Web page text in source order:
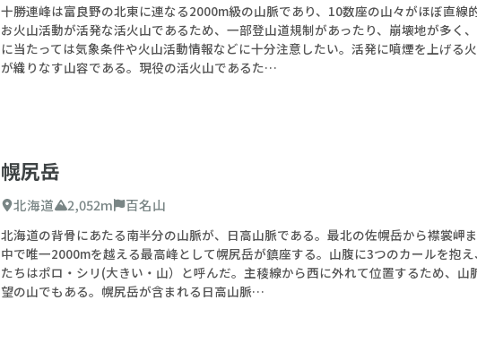
十勝連峰は富良野の北東に連なる2000m級の山脈であり、10数座の山々がほぼ直線
お火山活動が活発な活火山であるため、一部登山道規制があったり、崩壊地が多く
に当たっては気象条件や火山活動情報などに十分注意したい。活発に噴煙を上げる
が織りなす山容である。現役の活火山であるた…
幌尻岳
北海道 2,052m 百名山
北海道の背骨にあたる南半分の山脈が、日高山脈である。最北の佐幌岳から襟裳岬
中で唯一2000mを越える最高峰として幌尻岳が鎮座する。山腹に3つのカールを抱
たちはポロ・シリ(大きい・山）と呼んだ。主稜線から西に外れて位置するため、
望の山でもある。幌尻岳が含まれる日高山脈…